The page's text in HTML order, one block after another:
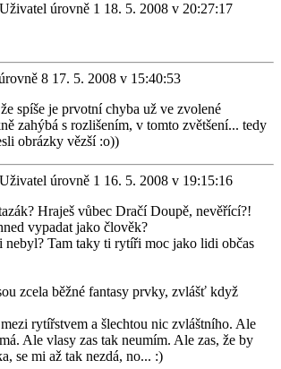
18. 5. 2008 v 20:27:17
17. 5. 2008 v 15:40:53
spíše je prvotní chyba už ve zvolené
zahýbá s rozlišením, v tomto zvětšení... tedy
obrázky vězší :o))
16. 5. 2008 v 19:15:16
Hraješ vůbec Dračí Doupě, nevěřící?!
vypadat jako člověk?
nebyl? Tam taky ti rytíři moc jako lidi občas
zcela běžné fantasy prvky, zvlášť když
rytířstvem a šlechtou nic zvláštního. Ale
Ale vlasy zas tak neumím. Ale zas, že by
se mi až tak nezdá, no... :)